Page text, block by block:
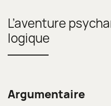
L’aventure
logique
Argumentaire